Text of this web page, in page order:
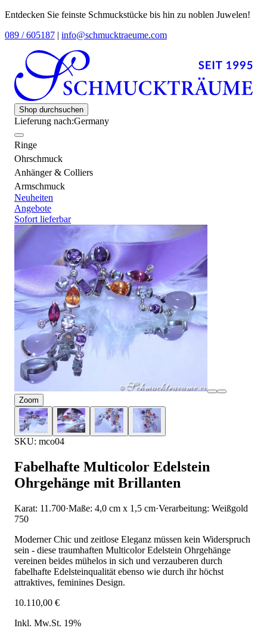
Entdecken Sie feinste Schmuckstücke bis hin zu noblen Juwelen!
089 / 605187 | info@schmucktraeume.com
Shop durchsuchen
Lieferung nach:Germany
Ringe
Ohrschmuck
Anhänger & Colliers
Armschmuck
Neuheiten
Angebote
Sofort lieferbar
Zoom
SKU: mco04
Fabelhafte Multicolor Edelstein
Ohrgehänge mit Brillanten
Karat: 11.700·Maße: 4,0 cm x 1,5 cm·Verarbeitung: Weißgold
750
Moderner Chic und zeitlose Eleganz müssen kein Widerspruch
sein - diese traumhaften Multicolor Edelstein Ohrgehänge
vereinen beides mühelos in sich und verzauberen durch
fabelhafte Edelsteinqualität ebenso wie durch ihr höchst
attraktives, feminines Design.
10.110,00 €
Inkl. Mw.St. 19%